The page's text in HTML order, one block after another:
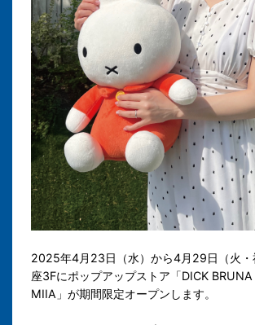
2025年4月23日（水）から4月29日（火・
座3Fにポップアップストア「DICK
MIIA」が期間限定オープンします。